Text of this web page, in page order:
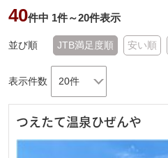
40件中 1件～20件表示
並び順 JTB満足度順 安い順
表示件数
つえたて温泉ひぜんや